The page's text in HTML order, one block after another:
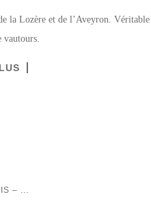
la Lozère et de l’Aveyron.
vautours.
– ...